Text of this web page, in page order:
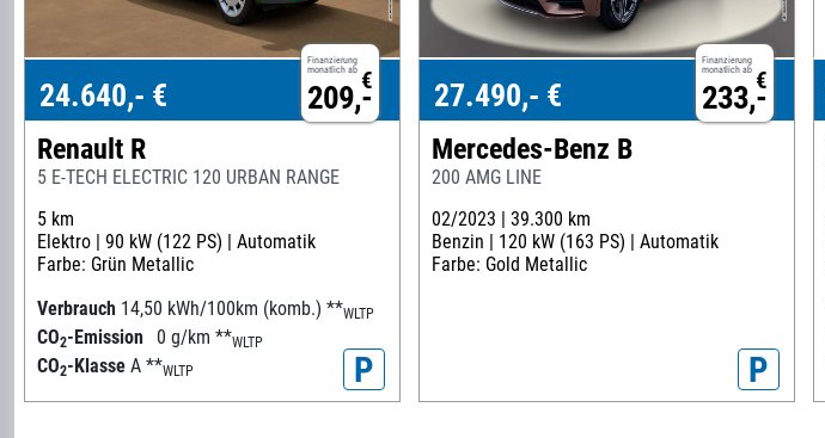
Finanzierung
monatlich ab €
209,-
24.640,- €
Renault R
5 E-TECH ELECTRIC 120 URBAN RANGE
5 km
Elektro | 90 kW (122 PS) | Automatik
Farbe: Grün Metallic
Verbrauch 14,50 kWh/100km (komb.) **WLTP
CO2-Emission 0 g/km **WLTP
CO2-Klasse A **WLTP P
Finanzierung
monatlich ab €
233,-
27.490,- €
Mercedes-Benz B
200 AMG LINE
02/2023 | 39.300 km
Benzin | 120 kW (163 PS) | Automatik
Farbe: Gold Metallic
P